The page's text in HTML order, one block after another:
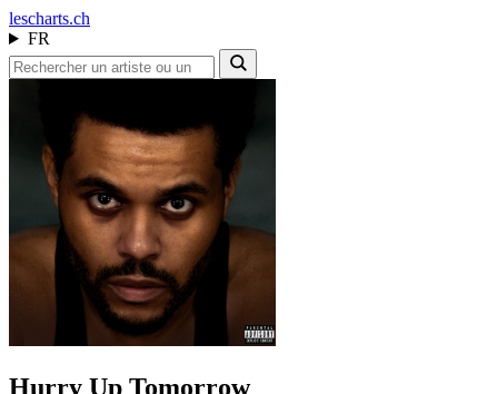
lescharts.ch
FR
Hurry Up Tomorrow